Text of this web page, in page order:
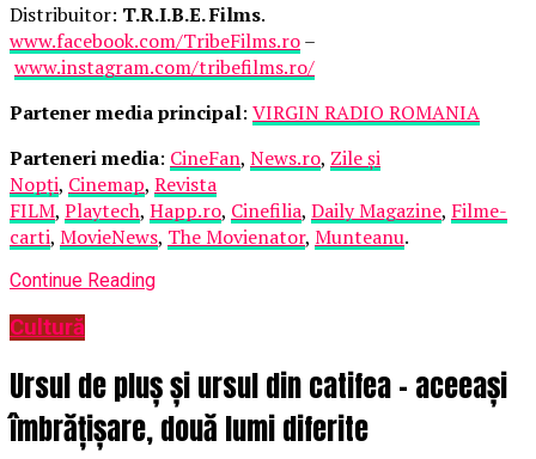
Distribuitor: T.R.I.B.E. Films.
www.facebook.com/TribeFilms.ro–
www.instagram.com/tribefilms.ro/
Partener media principal: VIRGIN RADIO ROMANIA
Parteneri media: CineFan, News.ro, Zile și
Nopți, Cinemap, Revista
FILM, Playtech, Happ.ro, Cinefilia, Daily Magazine, Filme-
carti, MovieNews, The Movienator, Munteanu.
Continue Reading
Cultură
Ursul de pluș și ursul din catifea – aceeași
îmbrățișare, două lumi diferite